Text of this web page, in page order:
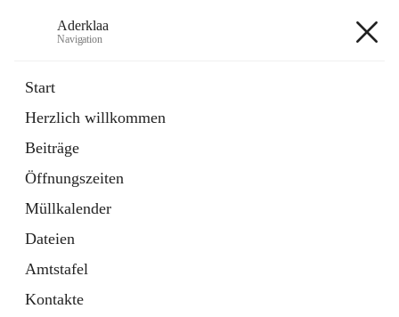
Aderklaa
Navigation
Start
Herzlich willkommen
Beiträge
Öffnungszeiten
Müllkalender
Dateien
Amtstafel
Kontakte
6 Schnellzugriffe
Gemeinde
3 Schnellzugriffe